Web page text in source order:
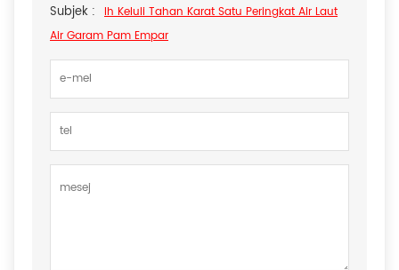
Subjek : Ih Keluli Tahan Karat Satu Peringkat Air Laut
Air Garam Pam Empar